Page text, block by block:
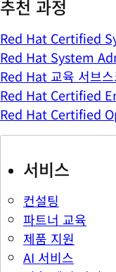
추천 과정
Red Hat Certified
Red Hat System
Red Hat 교육 서브
Red Hat Certified
Red Hat Certified
서비스
컨설팅
파트너 교육
제품 지원
AI 서비스